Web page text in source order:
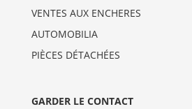
VENTES AUX ENCHERES
AUTOMOBILIA
PIÈCES DÉTACHÉES
GARDER LE CONTACT